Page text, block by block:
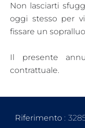
Non lasciarti
oggi stesso per
fissare un
Il presente
contrattuale.
Riferimento